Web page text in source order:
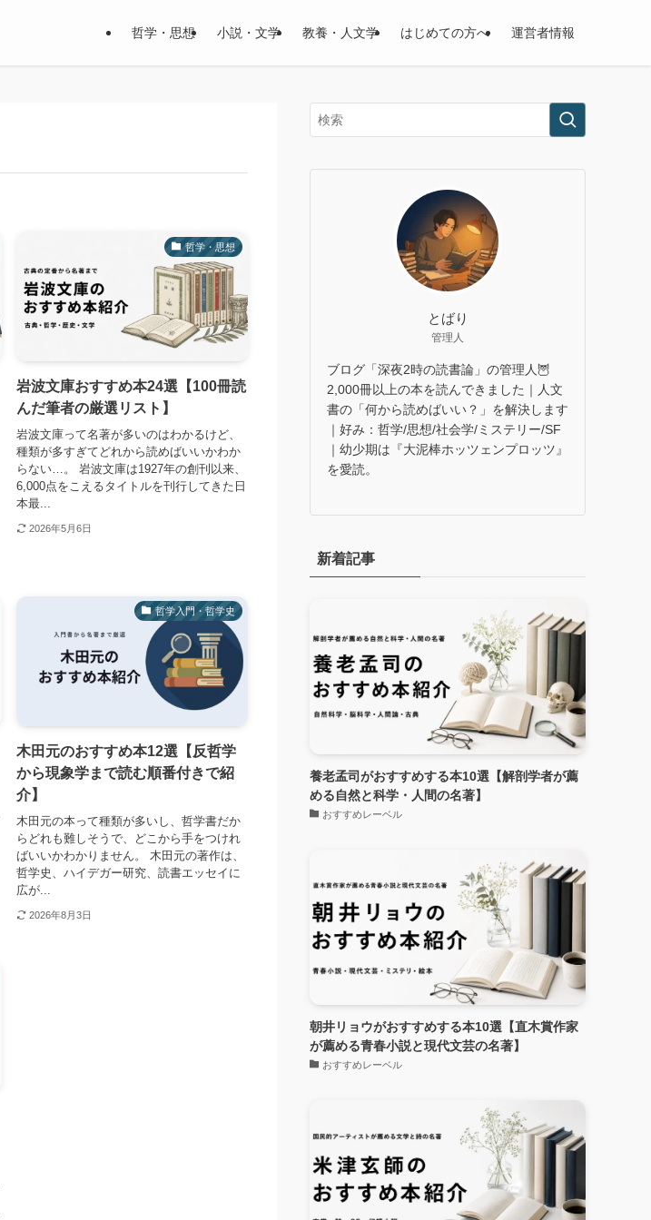
哲学・思想 小説・文学 教養・人文学 はじめての方へ 運営者情報
哲学・思想
岩波文庫おすすめ本24選【100冊読
んだ筆者の厳選リスト】
岩波文庫って名著が多いのはわかるけど、
種類が多すぎてどれから読めばいいかわか
らない…。 岩波文庫は1927年の創刊以来、
6,000点をこえるタイトルを刊行してきた日
本最...
2026年5月6日
哲学入門・哲学史
木田元のおすすめ本12選【反哲学
から現象学まで読む順番付きで紹
介】
木田元の本って種類が多いし、哲学書だか
らどれも難しそうで、どこから手をつけれ
ばいいかわかりません。 木田元の著作は、
哲学史、ハイデガー研究、読書エッセイに
広が...
2026年8月3日
とばり
管理人
ブログ「深夜2時の読書論」の管理人🦉
2,000冊以上の本を読んできました｜人文
書の「何から読めばいい？」を解決します
｜好み：哲学/思想/社会学/ミステリー/SF
｜幼少期は『大泥棒ホッツェンプロッツ』
を愛読。
新着記事
養老孟司がおすすめする本10選【解剖学者が薦
める自然と科学・人間の名著】
おすすめレーベル
朝井リョウがおすすめする本10選【直木賞作家
が薦める青春小説と現代文芸の名著】
おすすめレーベル